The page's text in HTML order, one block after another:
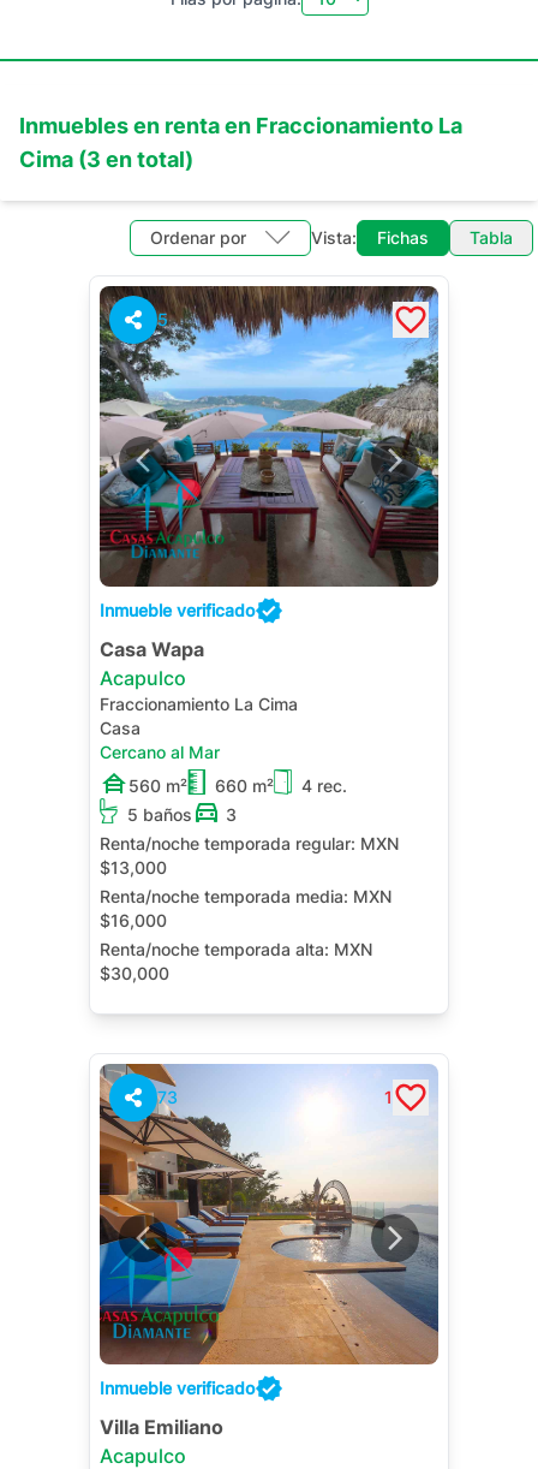
Inmuebles en rentaen Fraccionamiento La
Cima (3 en total)
Ordenar por Vista: Fichas Tabla
5
Inmueble verificado
Casa Wapa
Acapulco
Fraccionamiento La Cima
Casa
Cercano al Mar
560 m²
660 m²
4 rec.
5 baños
3
Renta/noche temporada regular: MXN
$13,000
Renta/noche temporada media: MXN
$16,000
Renta/noche temporada alta: MXN
$30,000
Alberca Privada Terraza Jardín
73 1
Inmueble verificado
Villa Emiliano
Acapulco